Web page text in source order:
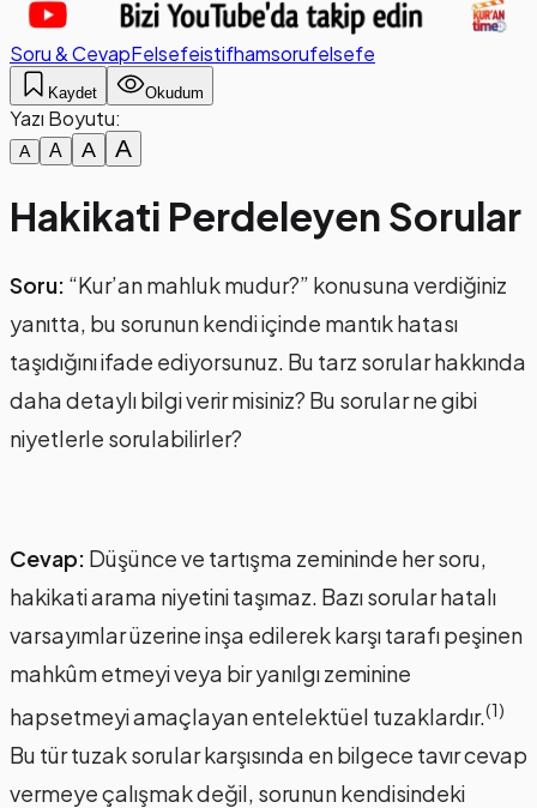
Soru & CevapFelsefeistifhamsorufelsefe
Kaydet Okudum
Yazı Boyutu:
A A A A
Hakikati Perdeleyen Sorular
Soru: “Kur’an mahluk mudur?” konusuna verdiğiniz
yanıtta, bu sorunun kendi içinde mantık hatası
taşıdığını ifade ediyorsunuz. Bu tarz sorular hakkında
daha detaylı bilgi verir misiniz? Bu sorular ne gibi
niyetlerle sorulabilirler?
Cevap: Düşünce ve tartışma zemininde her soru,
hakikati arama niyetini taşımaz. Bazı sorular hatalı
varsayımlar üzerine inşa edilerek karşı tarafı peşinen
mahkûm etmeyi veya bir yanılgı zeminine
hapsetmeyi amaçlayan entelektüel tuzaklardır.(1)
Bu tür tuzak sorular karşısında en bilgece tavır cevap
vermeye çalışmak değil, sorunun kendisindeki